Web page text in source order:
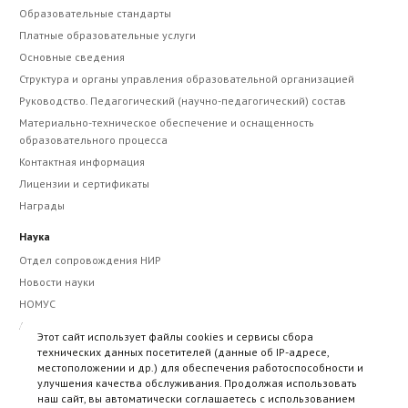
Образовательные стандарты
Платные образовательные услуги
Основные сведения
Структура и органы управления образовательной организацией
Руководство. Педагогический (научно-педагогический) состав
Материально-техническое обеспечение и оснащенность
образовательного процесса
Контактная информация
Лицензии и сертификаты
Награды
Наука
Отдел сопровождения НИР
Новости науки
НОМУС
Авторам рукописей
Этика научных публикаций
Научно-практические мероприятия
Сборники научных трудов
Этот сайт использует файлы cookies и сервисы сбора
технических данных посетителей (данные об IP-адресе,
местоположении и др.) для обеспечения работоспособности и
улучшения качества обслуживания. Продолжая использовать
наш сайт, вы автоматически соглашаетесь с использованием